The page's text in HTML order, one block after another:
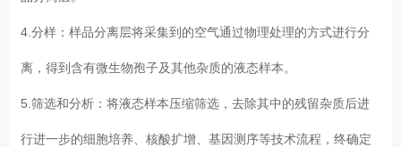
4.分样：样品分离层将采集到的空气通过物理处理的方式进行分
离，得到含有微生物孢子及其他杂质的液态样本。
5.筛选和分析：将液态样本压缩筛选，去除其中的残留杂质后进
行进一步的细胞培养、核酸扩增、基因测序等技术流程，终确定